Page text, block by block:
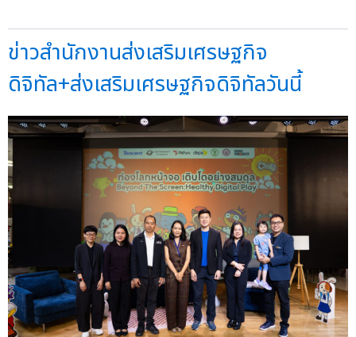
ข่าวสำนักงานส่งเสริมเศรษฐกิจ
ดิจิทัล+ส่งเสริมเศรษฐกิจดิจิทัลวันนี้